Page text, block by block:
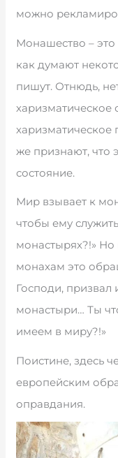
можно
Монашество – это
как думают
пишут. Отнюдь,
харизматическое
харизматическое
же признают, что
состояние.
Мир взывает к
чтобы ему
монастырях?!» Но
монахам это
Господи, призвал
монастыри… Ты
имеем в миру?!»
Поистине, здесь
европейским
оправдания.